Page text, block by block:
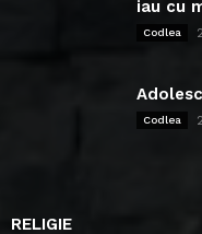
iau cu
Codlea
Codlea
RELIGIE